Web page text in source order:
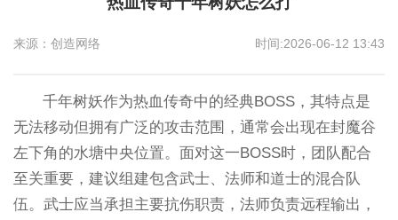
来源：创造网络 时间:2026-06-12 13:43
千年树妖作为热血传奇中的经典BOSS，其特点是
无法移动但拥有广泛的攻击范围，通常会出现在封魔谷
左下角的水塘中央位置。面对这一BOSS时，团队配合
至关重要，建议组建包含武士、法师和道士的混合队
伍。武士应当承担主要抗伤职责，法师负责远程输出，